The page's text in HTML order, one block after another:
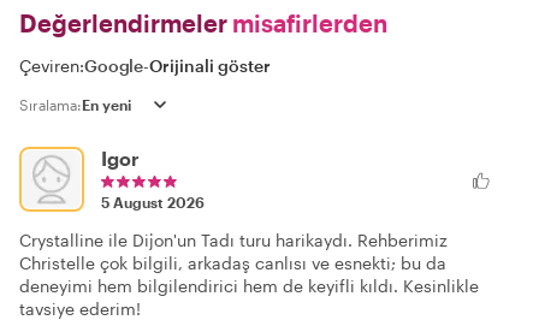
Değerlendirmeler misafirlerden
Çeviren:Google-Orijinali göster
Sıralama:
Igor
5 August 2026
Crystalline ile Dijon'un Tadı turu harikaydı. Rehberimiz
Christelle çok bilgili, arkadaş canlısı ve esnekti; bu da
deneyimi hem bilgilendirici hem de keyifli kıldı. Kesinlikle
tavsiye ederim!